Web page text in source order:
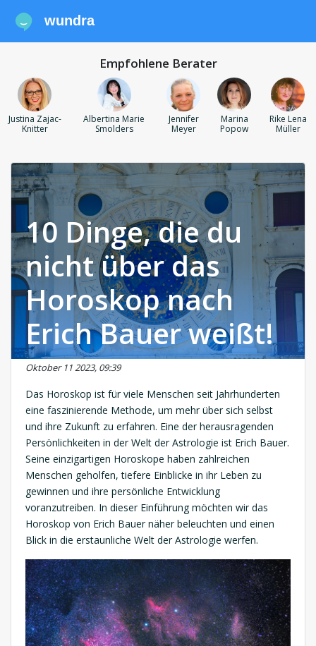
wundra
Empfohlene Berater
Justina Zajac-
Knitter
Albertina Marie
Smolders
Jennifer
Meyer
Marina
Popow
Rike Lena
Müller
10 Dinge, die du
nicht über das
Horoskop nach
Erich Bauer weißt!
Oktober 11 2023, 09:39
Das Horoskop ist für viele Menschen seit Jahrhunderten
eine faszinierende Methode, um mehr über sich selbst
und ihre Zukunft zu erfahren. Eine der herausragenden
Persönlichkeiten in der Welt der Astrologie ist Erich Bauer.
Seine einzigartigen Horoskope haben zahlreichen
Menschen geholfen, tiefere Einblicke in ihr Leben zu
gewinnen und ihre persönliche Entwicklung
voranzutreiben. In dieser Einführung möchten wir das
Horoskop von Erich Bauer näher beleuchten und einen
Blick in die erstaunliche Welt der Astrologie werfen.